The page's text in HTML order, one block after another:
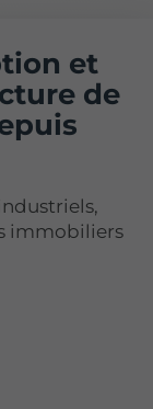
et
de
immobiliers